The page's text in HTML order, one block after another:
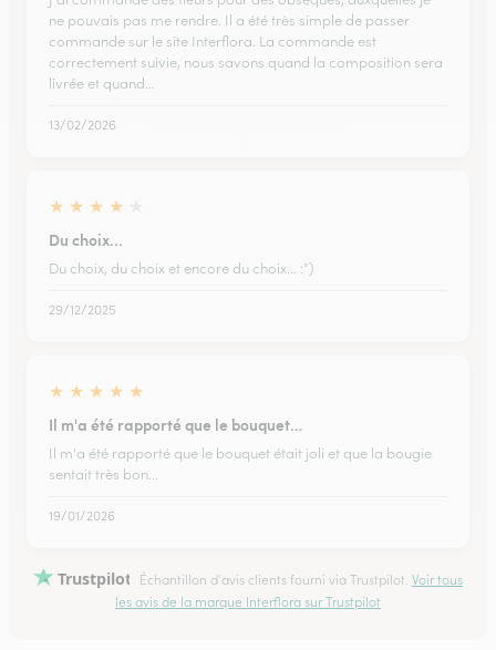
ne pouvais pas me rendre. Il a été très simple de passer
commande sur le site Interflora. La commande est
correctement suivie, nous savons quand la composition sera
livrée et quand…
13/02/2026
★ ★ ★ ★
Du choix...
Du choix, du choix et encore du choix... :°)
29/12/2025
★ ★ ★ ★ ★
Il m'a été rapporté que le bouquet…
Il m'a été rapporté que le bouquet était joli et que la bougie
sentait très bon...
19/01/2026
Trustpilot Échantillon d'avis clients fourni via Trustpilot. Voir tous
les avis de la marque Interflora sur Trustpilot